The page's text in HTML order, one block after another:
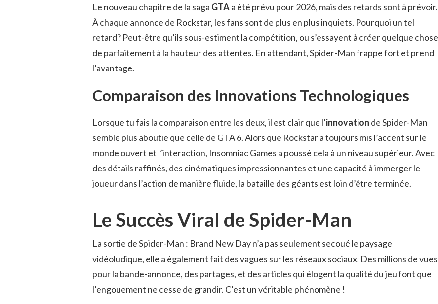
Le nouveau chapitre de la saga GTAa été prévu pour 2026, mais des retards sont à prévoir.
À chaque annonce de Rockstar, les fans sont de plus en plus inquiets. Pourquoi un tel
retard? Peut-être qu’ils sous-estiment la compétition, ou s’essayent à créer quelque chose
de parfaitement à la hauteur des attentes. En attendant, Spider-Man frappe fort et prend
l’avantage.
Comparaison des Innovations Technologiques
Lorsque tu fais la comparaison entre les deux, il est clair que l’innovation de Spider-Man
semble plus aboutie que celle de GTA 6. Alors que Rockstar a toujours mis l’accent sur le
monde ouvert et l’interaction, Insomniac Games a poussé cela à un niveau supérieur. Avec
des détails raffinés, des cinématiques impressionnantes et une capacité à immerger le
joueur dans l’action de manière fluide, la bataille des géants est loin d’être terminée.
Le Succès Viral de Spider-Man
La sortie de Spider-Man : Brand New Day n’a pas seulement secoué le paysage
vidéoludique, elle a également fait des vagues sur les réseaux sociaux. Des millions de vues
pour la bande-annonce, des partages, et des articles qui élogent la qualité du jeu font que
l’engouement ne cesse de grandir. C’est un véritable phénomène !